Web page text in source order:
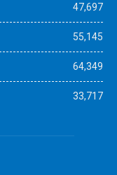
47,697
55,145
64,349
33,717